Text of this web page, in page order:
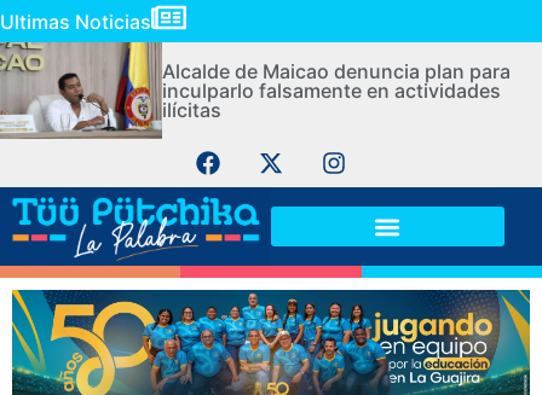
Ultimas Noticias
Alcalde de Maicao denuncia plan para
inculparlo falsamente en actividades
ilícitas